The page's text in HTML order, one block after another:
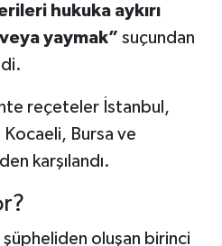
hukuka aykırı
yaymak” suçundan
reçeteler İstanbul,
Bursa ve
karşılandı.
oluşan birinci